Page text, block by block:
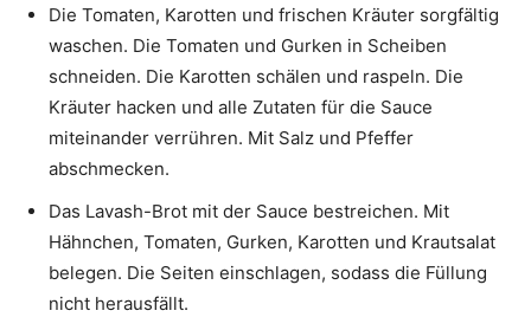
Die Tomaten, Karotten und frischen Kräuter sorgfältig
waschen. Die Tomaten und Gurken in Scheiben
schneiden. Die Karotten schälen und raspeln. Die
Kräuter hacken und alle Zutaten für die Sauce
miteinander verrühren. Mit Salz und Pfeffer
abschmecken.
Das Lavash-Brot mit der Sauce bestreichen. Mit
Hähnchen, Tomaten, Gurken, Karotten und Krautsalat
belegen. Die Seiten einschlagen, sodass die Füllung
nicht herausfällt.